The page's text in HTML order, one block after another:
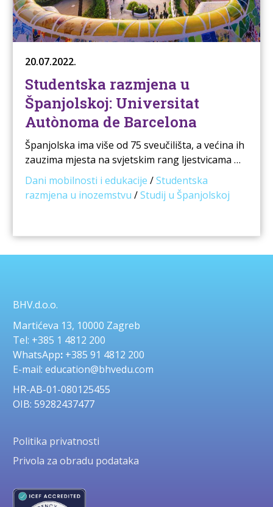
20.07.2022.
Studentska razmjena u
Španjolskoj: Universitat
Autònoma de Barcelona
Španjolska ima više od 75 sveučilišta, a većina ih
zauzima mjesta na svjetskim rang ljestvicama …
Dani mobilnosti i edukacije /Studentska
razmjena u inozemstvu /Studij u Španjolskoj
BHV.d.o.o.
Martićeva 13, 10000 Zagreb
Tel: +385 1 4812 200
WhatsApp:+385 91 4812 200
E-mail: education@bhvedu.com
HR-AB-01-080125455
OIB: 59282437477
Politika privatnosti
Privola za obradu podataka